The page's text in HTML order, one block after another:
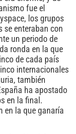
fue el
los grupos
se enteraban con
un periodo de
ronda en la que
de cada país
internacionales
también
ha apostado
en la final.
en la que ganaría